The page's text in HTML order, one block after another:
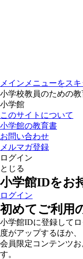
メインメニューをス
小学校教員のための
小学館
このサイトについて
小学館の教育書
お問い合わせ
メルマガ登録
ログイン
とじる
小学館IDをお
ログイン
初めてご利用
小学館IDに登録して
度がアップするほか、
会員限定コンテンツ
す。